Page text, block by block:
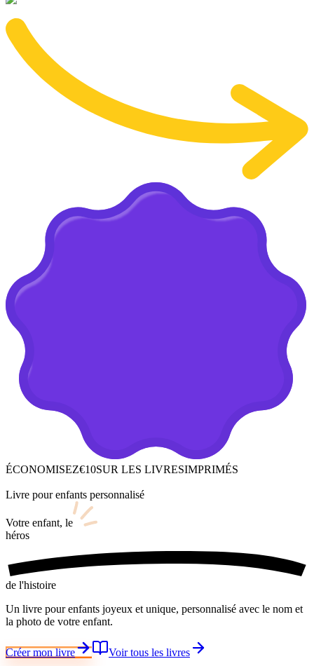
ÉCONOMISEZ€10SUR LES LIVRESIMPRIMÉS
Livre pour enfants personnalisé
Votre enfant, le
héros
de l'histoire
Un livre pour enfants joyeux et unique, personnalisé avec le nom et
la photo de votre enfant.
Créer mon livre Voir tous les livres